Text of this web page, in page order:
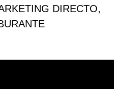
DIRECTO,